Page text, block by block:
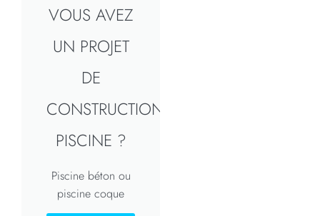
VOUS AVEZ
UN PROJET
DE
CONSTRUCTION
PISCINE ?
Piscine béton ou
piscine coque